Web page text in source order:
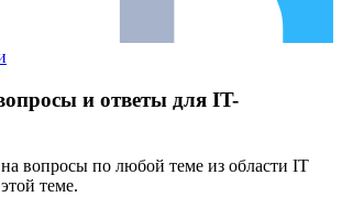
и ответы для IT-
вопросы по любой теме из области IT
теме.